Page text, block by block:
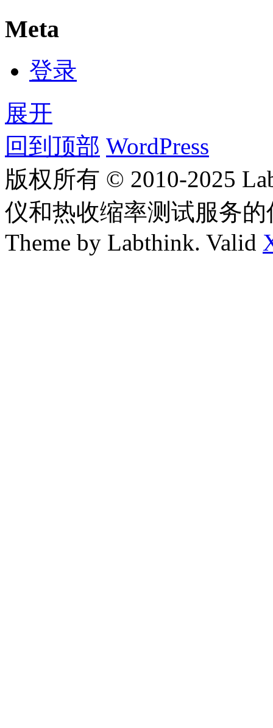
Meta
登录
展开
回到顶部 WordPress
版权所有 © 2010-2025
仪和热收缩率测试服务
Theme by Labthink. Valid